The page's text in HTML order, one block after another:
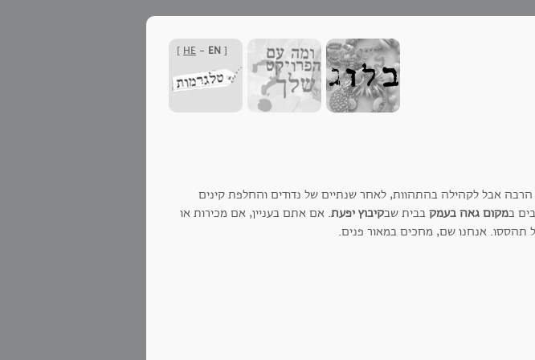
[
HE - EN
]
הרבה אבל לקהילה בהתהוות, לאחר שנתיים של נדודים והחלפת קינים
במקום גאה בעמק בבית שבקיבוץ יפעת. אם אתם בעניין, אם מכירות או
תהססו. אנחנו שם, מחכים במאור פנים.